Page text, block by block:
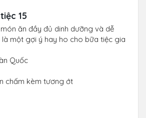
15
ăn đầy đủ dinh dưỡng và dễ
một gợi ý hay ho cho bữa tiệc gia
Quốc
chấm kèm tương ớt